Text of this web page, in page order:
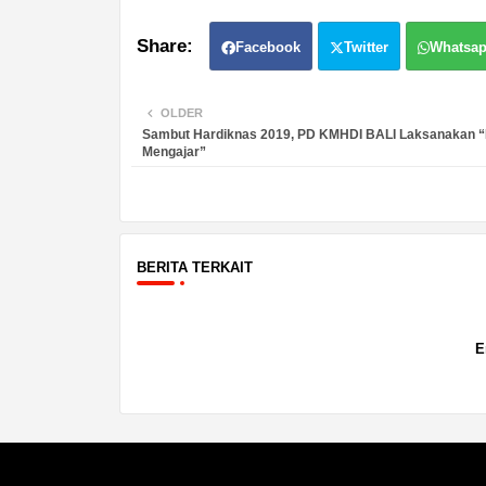
Facebook Twitter
OLDER
Sambut Hardiknas 2019, PD KMHDI BALI Laksanakan
Mengajar”
BERITA TERKAIT